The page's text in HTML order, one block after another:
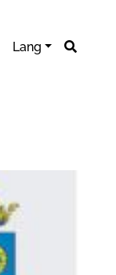
Lang